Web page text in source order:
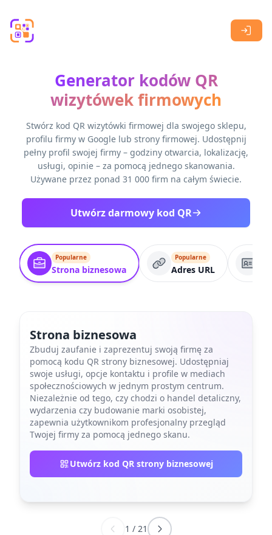
Generator kodów QR
wizytówek firmowych
Stwórz kod QR wizytówki firmowej dla swojego sklepu,
profilu firmy w Google lub strony firmowej. Udostępnij
pełny profil swojej firmy – godziny otwarcia, lokalizację,
usługi, opinie – za pomocą jednego skanowania.
Używane przez ponad 31 000 firm na całym świecie.
Utwórz darmowy kod QR
Popularne
Strona biznesowa
Popularne
Adres URL
Strona biznesowa
Zbuduj zaufanie i zaprezentuj swoją firmę za
pomocą kodu QR strony biznesowej. Udostępniaj
swoje usługi, opcje kontaktu i profile w mediach
społecznościowych w jednym prostym centrum.
Niezależnie od tego, czy chodzi o handel detaliczny,
wydarzenia czy budowanie marki osobistej,
zapewnia użytkownikom profesjonalny przegląd
Twojej firmy za pomocą jednego skanu.
Utwórz kod QR strony biznesowej
1 / 21